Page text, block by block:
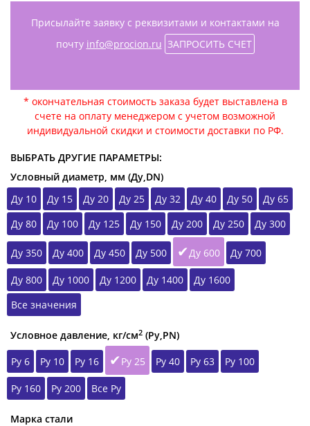
Присылайте заявку с реквизитами и контактами на
почту info@procion.ru ЗАПРОСИТЬ СЧЕТ
* окончательная стоимость заказа будет выставлена в
счете на оплату менеджером с учетом возможной
индивидуальной скидки и стоимости доставки по РФ.
ВЫБРАТЬ ДРУГИЕ ПАРАМЕТРЫ:
Условный диаметр, мм (Ду,DN)
Ду 10
Ду 15 Ду 20 Ду 25 Ду 32 Ду 40 Ду 50
Ду 65
Ду 80
Ду 100 Ду 125 Ду 150 Ду 200 Ду 250 Ду 300
Ду 350 Ду 400 Ду 450 Ду 500 Ду 600 Ду 700
Ду 800 Ду 1000 Ду 1200 Ду 1400
Ду 1600
Все значения
Условное давление, кг/см2 (Ру,РN)
Ру 6
Ру 10 Ру 16 Ру 25 Ру 40 Ру 63 Ру 100
Ру 160 Ру 200 Все Ру
Марка стали